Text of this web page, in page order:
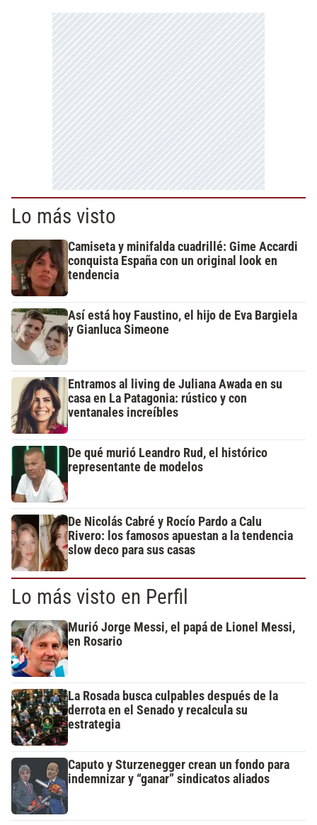
Lo más visto
Camiseta y minifalda cuadrillé: Gime Accardi
conquista España con un original look en
tendencia
Así está hoy Faustino, el hijo de Eva Bargiela
y Gianluca Simeone
Entramos al living de Juliana Awada en su
casa en La Patagonia: rústico y con
ventanales increíbles
De qué murió Leandro Rud, el histórico
representante de modelos
De Nicolás Cabré y Rocío Pardo a Calu
Rivero: los famosos apuestan a la tendencia
slow deco para sus casas
Lo más visto en Perfil
Murió Jorge Messi, el papá de Lionel Messi,
en Rosario
La Rosada busca culpables después de la
derrota en el Senado y recalcula su
estrategia
Caputo y Sturzenegger crean un fondo para
indemnizar y “ganar” sindicatos aliados